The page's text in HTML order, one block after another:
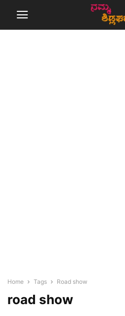
Home Tags Road show
road show